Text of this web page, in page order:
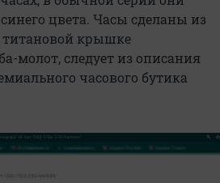
цвета. Часы сделаны из
титановой крышке
молот, следует из описания
часового бутика